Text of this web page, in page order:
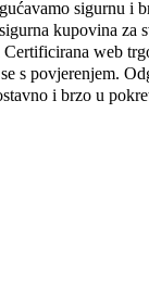
sigurnu i
kupovina za
Certificirana web
s povjerenjem.
i brzo u